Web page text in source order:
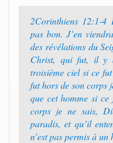
2Corinthiens 12:1-
pas bon. J’en
des révélations du
Christ, qui fut, il y
troisième ciel si ce
fut hors de son corps
que cet homme si
corps je ne sais,
paradis, et qu’il
n’est pas permis à un